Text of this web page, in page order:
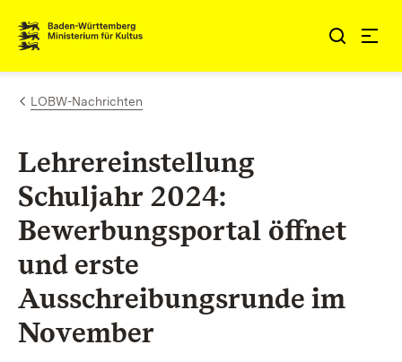
Zum Inhalt springen
Link zur Startseite
LOBW-Nachrichten
Lehrereinstellung
Schuljahr 2024:
Bewerbungsportal öffnet
und erste
Ausschreibungsrunde im
November